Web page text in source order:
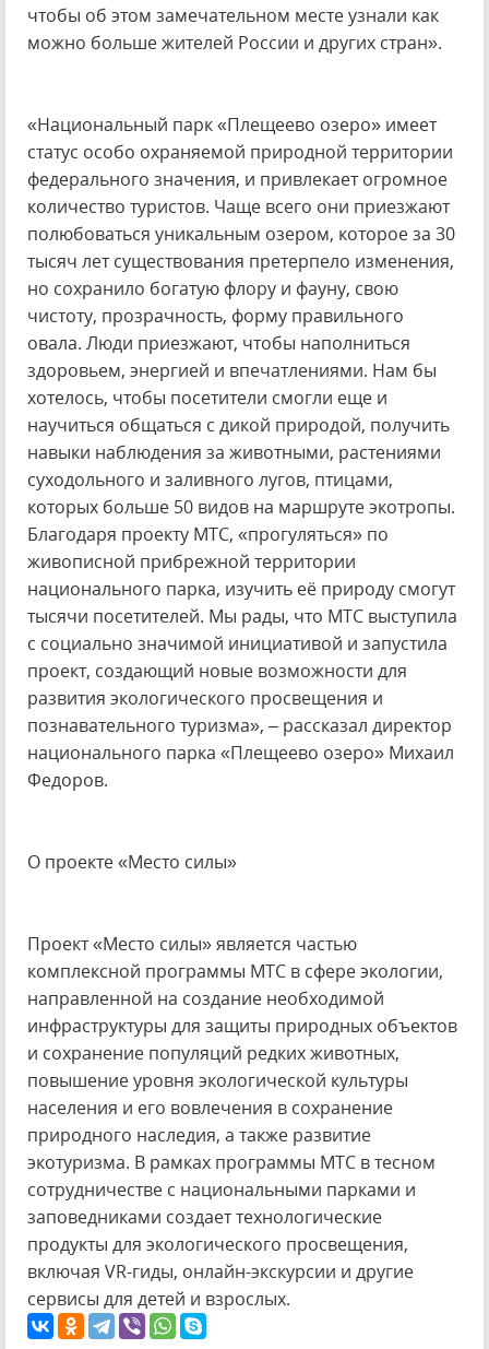
чтобы об этом замечательном месте узнали как
можно больше жителей России и других стран».
«Национальный парк «Плещеево озеро» имеет
статус особо охраняемой природной территории
федерального значения, и привлекает огромное
количество туристов. Чаще всего они приезжают
полюбоваться уникальным озером, которое за 30
тысяч лет существования претерпело изменения,
но сохранило богатую флору и фауну, свою
чистоту, прозрачность, форму правильного
овала. Люди приезжают, чтобы наполниться
здоровьем, энергией и впечатлениями. Нам бы
хотелось, чтобы посетители смогли еще и
научиться общаться с дикой природой, получить
навыки наблюдения за животными, растениями
суходольного и заливного лугов, птицами,
которых больше 50 видов на маршруте экотропы.
Благодаря проекту МТС, «прогуляться» по
живописной прибрежной территории
национального парка, изучить её природу смогут
тысячи посетителей. Мы рады, что МТС выступила
с социально значимой инициативой и запустила
проект, создающий новые возможности для
развития экологического просвещения и
познавательного туризма», – рассказал директор
национального парка «Плещеево озеро» Михаил
Федоров.
О проекте «Место силы»
Проект «Место силы» является частью
комплексной программы МТС в сфере экологии,
направленной на создание необходимой
инфраструктуры для защиты природных объектов
и сохранение популяций редких животных,
повышение уровня экологической культуры
населения и его вовлечения в сохранение
природного наследия, а также развитие
экотуризма. В рамках программы МТС в тесном
сотрудничестве с национальными парками и
заповедниками создает технологические
продукты для экологического просвещения,
включая VR-гиды, онлайн-экскурсии и другие
сервисы для детей и взрослых.